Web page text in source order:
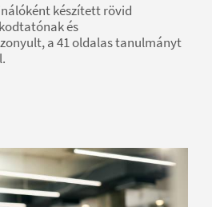
készített rövid
és
a 41 oldalas tanulmányt